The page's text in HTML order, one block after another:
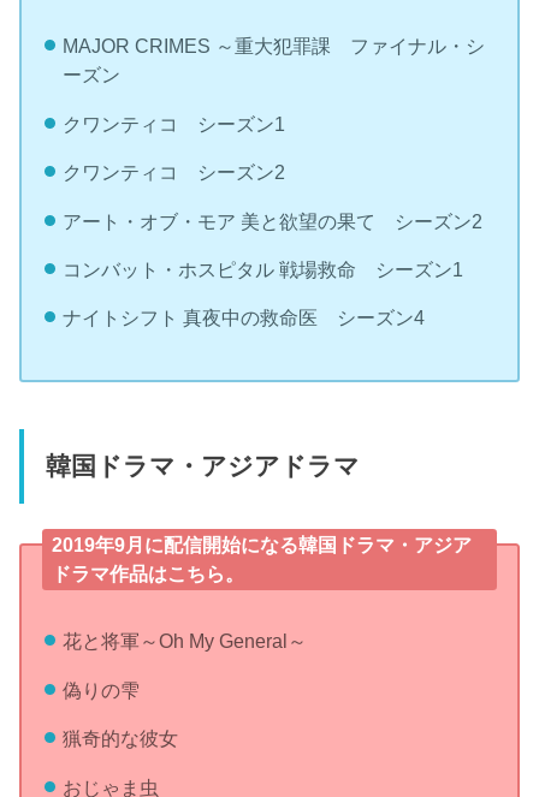
MAJOR CRIMES ～重大犯罪課 ファイナル・シ
ーズン
クワンティコ シーズン1
クワンティコ シーズン2
アート・オブ・モア 美と欲望の果て シーズン2
コンバット・ホスピタル 戦場救命 シーズン1
ナイトシフト 真夜中の救命医 シーズン4
韓国ドラマ・アジアドラマ
2019年9月に配信開始になる韓国ドラマ・アジア
ドラマ作品はこちら。
花と将軍～Oh My General～
偽りの雫
猟奇的な彼女
おじゃま虫